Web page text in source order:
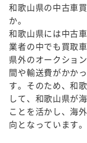
和歌山県の中古車
か。
和歌山県には中古
業者の中でも買取
県外のオークショ
間や輸送費がかか
す。そのため、和
して、和歌山県が
ことを活かし、海
向となっています。